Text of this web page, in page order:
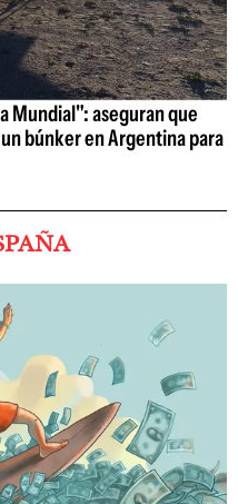
Mundial": aseguran que
búnker en Argentina para